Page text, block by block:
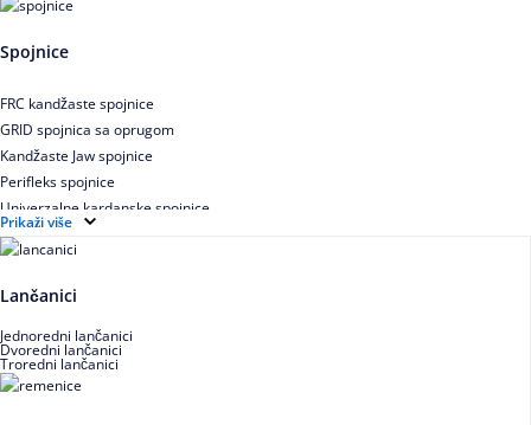
Uskoprofilno klinasto remenje
Uskoprofilno klinasto remenje spojeno
Uskoprofilno klinasto remenje XP extra power
Višekanalno remenje PJ,PK
Spojnice
FRC kandžaste spojnice
GRID spojnica sa oprugom
Kandžaste Jaw spojnice
Perifleks spojnice
Univerzalne kardanske spojnice
Zupčaste spojnice
Prikaži više
Lančanici
Jednoredni lančanici
Dvoredni lančanici
Troredni lančanici